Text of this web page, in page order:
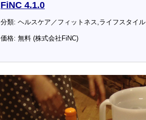
FiNC 4.1.0
分類: ヘルスケア／フィットネス,ライフスタイル
価格: 無料 (株式会社FiNC)